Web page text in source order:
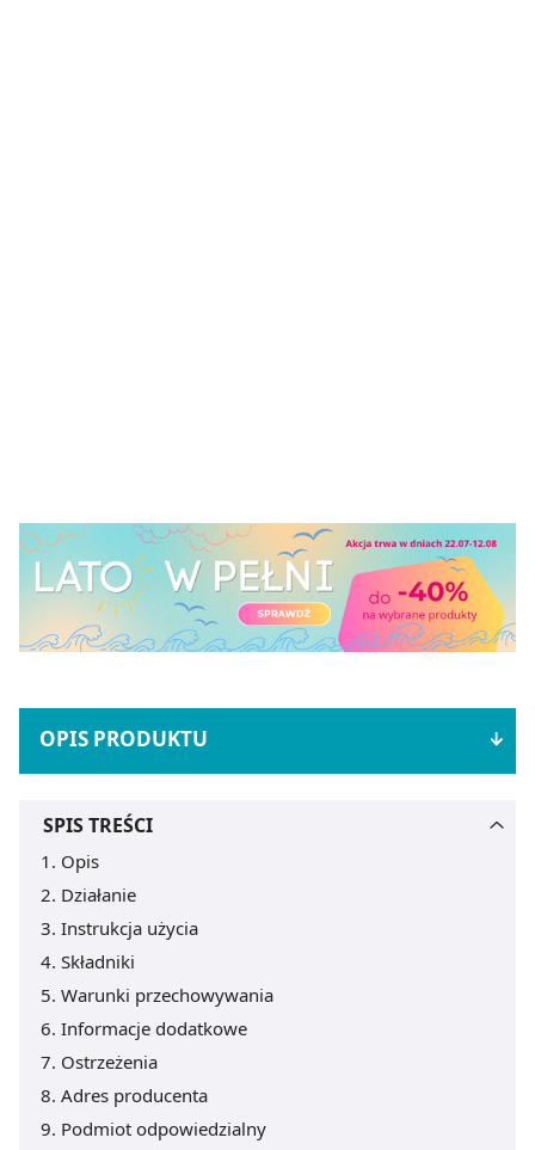
OPIS PRODUKTU
SPIS TREŚCI
Opis
Działanie
Instrukcja użycia
Składniki
Warunki przechowywania
Informacje dodatkowe
Ostrzeżenia
Adres producenta
Podmiot odpowiedzialny